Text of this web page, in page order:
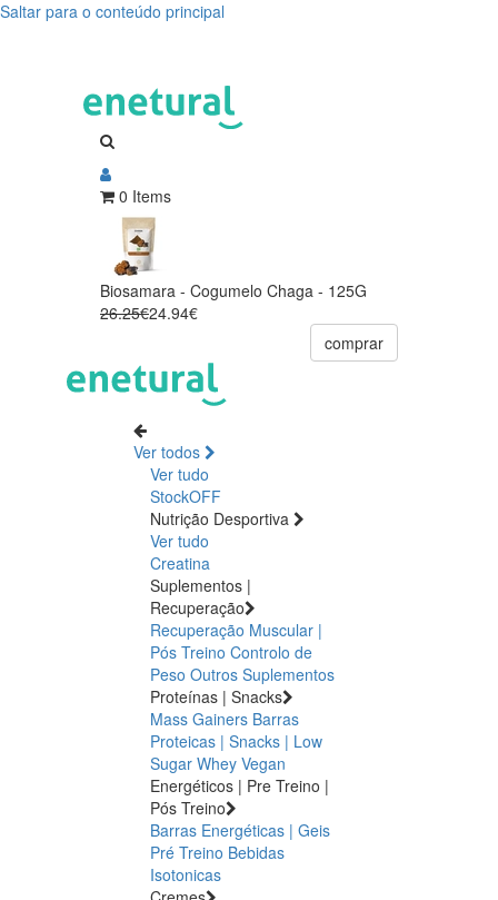
Saltar para o conteúdo principal
0 Items
Biosamara - Cogumelo Chaga - 125G
26.25€24.94€
comprar
Ver todos
Ver tudo
StockOFF
Nutrição Desportiva
Ver tudo
Creatina
Suplementos |
Recuperação
Recuperação Muscular |
Pós Treino Controlo de
Peso Outros Suplementos
Proteínas | Snacks
Mass Gainers Barras
Proteicas | Snacks | Low
Sugar Whey Vegan
Energéticos | Pre Treino |
Pós Treino
Barras Energéticas | Geis
Pré Treino Bebidas
Isotonicas